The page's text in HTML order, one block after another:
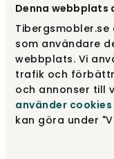
Denna webbplats
som användare
webbplats. Vi
trafik och
och annonser till
använder cookies
kan göra under
11 999 kr
Fri frakt över